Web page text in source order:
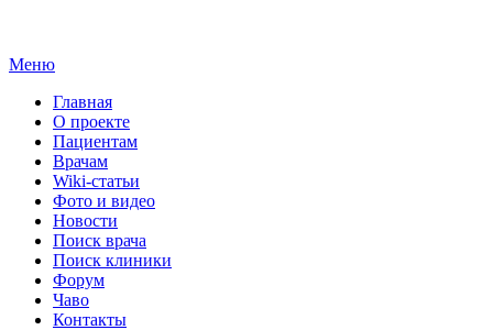
Меню
Главная
О проекте
Пациентам
Врачам
Wiki-статьи
Фото и видео
Новости
Поиск врача
Поиск клиники
Форум
Чаво
Контакты